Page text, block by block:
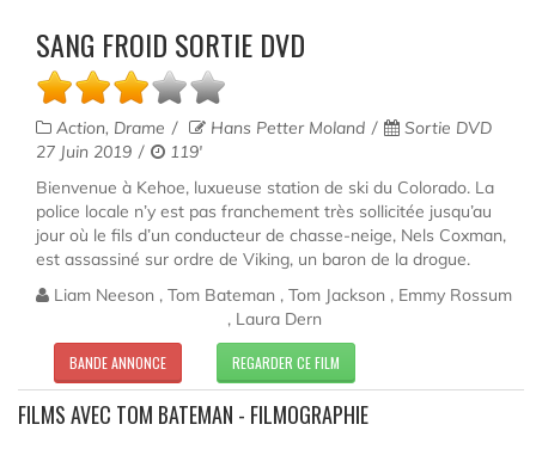
SANG FROID SORTIE DVD
Action, Drame Hans Petter Moland
Sortie DVD
27 Juin 2019
119'
Bienvenue à Kehoe, luxueuse station de ski du Colorado. La
police locale n’y est pas franchement très sollicitée jusqu’au
jour où le fils d’un conducteur de chasse-neige, Nels Coxman,
est assassiné sur ordre de Viking, un baron de la drogue.
Liam Neeson , Tom Bateman , Tom Jackson , Emmy Rossum
, Laura Dern
BANDE ANNONCE REGARDER CE FILM
FILMS AVEC TOM BATEMAN - FILMOGRAPHIE